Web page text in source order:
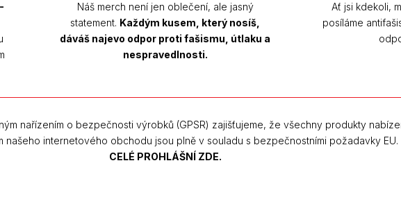
Náš merch není jen oblečení, ale jasný
statement. Každým kusem, který nosíš,
dáváš najevo odpor proti fašismu, útlaku a
nespravedlnosti.
Ať jsi kdekoli,
posíláme
nařízením o bezpečnosti výrobků (GPSR) zajišťujeme, že všechny produkty
našeho internetového obchodu jsou plně v souladu s bezpečnostními požadavky EU.
CELÉ PROHLÁŠNÍ ZDE.